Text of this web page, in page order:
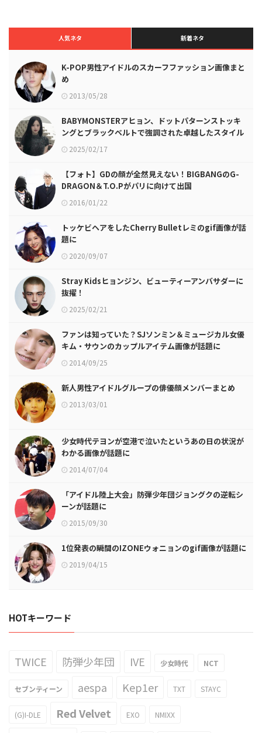
人気ネタ 新着ネタ
K-POP男性アイドルのスカーフファッション画像まと
め
2013/05/28
BABYMONSTERアヒョン、ドットパターンストッキ
ングとブラックベルトで強調された卓越したスタイル
比率2025/02/17
【フォト】GDの顔が全然見えない！BIGBANGのG-
DRAGON＆T.O.Pがパリに向けて出国
2016/01/22
トッケビヘアをしたCherry Bulletレミのgif画像が話
題に
2020/09/07
Stray Kidsヒョンジン、ビューティーアンバサダーに
抜擢！
2025/02/21
ファンは知っていた？SJソンミン＆ミュージカル女優
キム・サウンのカップルアイテム画像が話題に
2014/09/25
新人男性アイドルグループの俳優顔メンバーまとめ
2013/03/01
少女時代テヨンが空港で泣いたというあの日の状況が
わかる画像が話題に
2014/07/04
「アイドル陸上大会」防弾少年団ジョングクの逆転シ
ーンが話題に
2015/09/30
1位発表の瞬間のIZONEウォニョンのgif画像が話題に
2019/04/15
HOTキーワード
TWICE 防弾少年団 IVE 少女時代 NCT
セブンティーン aespa Kep1er TXT STAYC
(G)I-DLE Red Velvet EXO NMIXX